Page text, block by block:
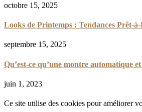
octobre 15, 2025
Looks de Printemps : Tendances Prêt-
septembre 15, 2025
Qu’est-ce qu’une montre automatique
juin 1, 2023
Ce site utilise des cookies pour améliorer